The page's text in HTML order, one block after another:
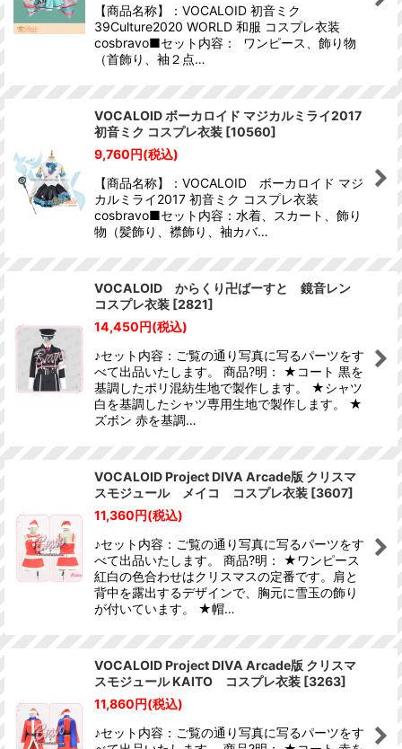
【商品名称】：VOCALOID 初音ミク
39Culture2020 WORLD 和服 コスプレ衣装
cosbravo■セット内容： ワンピース、飾り物
（首飾り、袖２点…
VOCALOID ボーカロイド マジカルミライ2017
初音ミク コスプレ衣装 [10560]
9,760円(税込)
【商品名称】：VOCALOID ボーカロイド マジ
カルミライ2017 初音ミク コスプレ衣装
cosbravo■セット内容：水着、スカート、飾り
物（髪飾り、襟飾り、袖カバ…
VOCALOID からくり卍ばーすと 鏡音レン
コスプレ衣装 [2821]
14,450円(税込)
♪セット内容：ご覧の通り写真に写るパーツをす
べて出品いたします。 商品?明： ★コート 黒を
基調したポリ混紡生地で製作します。 ★シャツ
白を基調したシャツ専用生地で製作します。 ★
ズボン 赤を基調…
VOCALOID Project DIVA Arcade版 クリスマ
スモジュール メイコ コスプレ衣装 [3607]
11,360円(税込)
♪セット内容：ご覧の通り写真に写るパーツをす
べて出品いたします。 商品?明： ★ワンピース
紅白の色合わせはクリスマスの定番です。肩と
背中を露出するデザインで、胸元に雪玉の飾り
が付いています。 ★帽…
VOCALOID Project DIVA Arcade版 クリスマ
スモジュール KAITO コスプレ衣装 [3263]
11,860円(税込)
♪セット内容：ご覧の通り写真に写るパーツをす